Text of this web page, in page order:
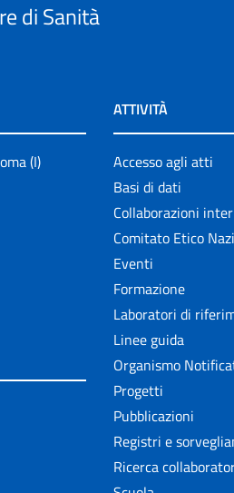
di Sanità
(I)
ATTIVITÀ
Accesso agli atti
Basi di dati
Collaborazioni
Comitato Etico
Eventi
Formazione
Laboratori di
Linee guida
Organismo
Progetti
Pubblicazioni
Registri e
Ricerca